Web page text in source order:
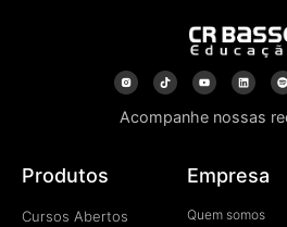
Acompanhe nossas
Produtos
Cursos Abertos
Empresa
Quem somos